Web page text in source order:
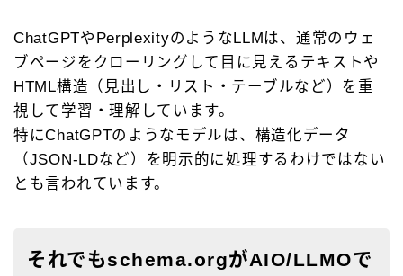
ChatGPTやPerplexityのようなLLMは、通常のウェ
ブページをクローリングして目に見えるテキストや
HTML構造（見出し・リスト・テーブルなど）を重
視して学習・理解しています。
特にChatGPTのようなモデルは、構造化データ
（JSON-LDなど）を明示的に処理するわけではない
とも言われています。
それでもschema.orgがAIO/LLMOで